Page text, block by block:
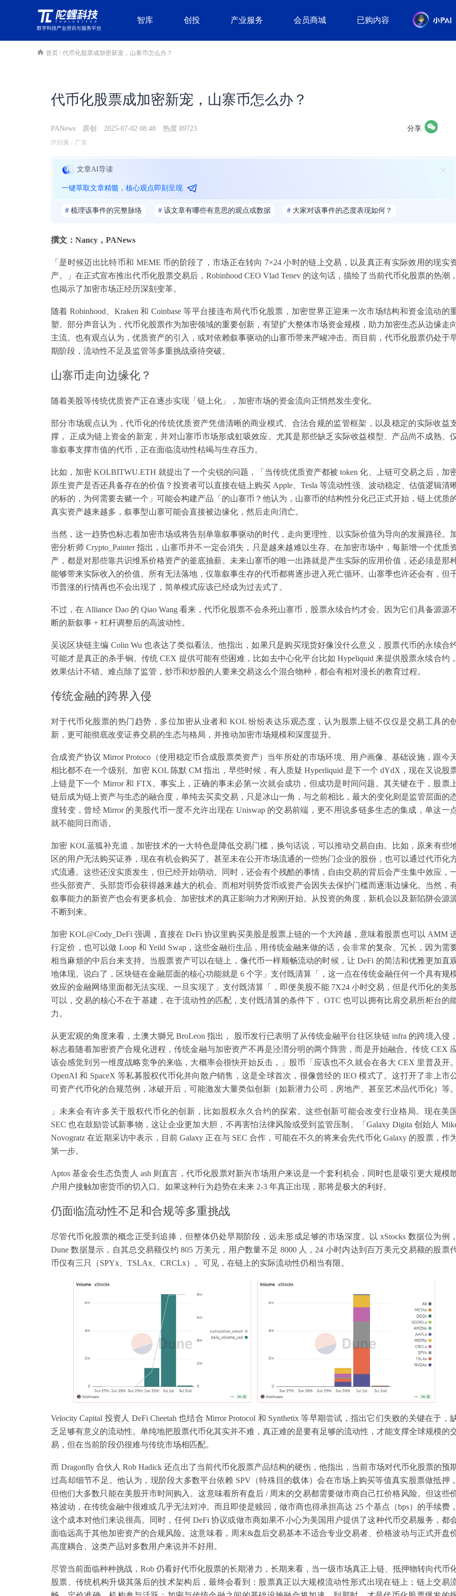
智库 创投 产业服务 会员商城 已购内容
首页 / 代币化股票成加密新宠，山寨币怎么办？
代币化股票成加密新宠，山寨币怎么办？
PANews 原创 2025-07-02 08:48 热度 89723 分享
IP归属：广东
文章AI导读
一键萃取文章精髓，核心观点即刻呈现
# 梳理该事件的完整脉络 # 该文章有哪些有意思的观点或数据 # 大家对该事件的态度表现如何？
撰文：Nancy，PANews
「是时候迈出比特币和 MEME 币的阶段了，市场正在转向 7×24 小时的链上交易，以及真正有实际效用的现实
产。」在正式宣布推出代币化股票交易后，Robinhood CEO Vlad Tenev 的这句话，描绘了当前代币化股票的热潮，
也揭示了加密市场正经历深刻变革。
随着 Robinhood、Kraken 和 Coinbase 等平台接连布局代币化股票，加密世界正迎来一次市场结构和资金流动的
塑。部分声音认为，代币化股票作为加密领域的重要创新，有望扩大整体市场资金规模，助力加密生态从边缘走
主流。也有观点认为，优质资产的引入，或对依赖叙事驱动的山寨币带来严峻冲击。而目前，代币化股票仍处于
期阶段，流动性不足及监管等多重挑战亟待突破。
山寨币走向边缘化？
随着美股等传统优质资产正在逐步实现「链上化」，加密市场的资金流向正悄然发生变化。
部分市场观点认为，代币化的传统优质资产凭借清晰的商业模式、合法合规的监管框架，以及稳定的实际收益
撑， 正成为链上资金的新宠，并对山寨币市场形成虹吸效应。尤其是那些缺乏实际收益模型、产品尚不成熟、
靠叙事支撑市值的代币，正在面临流动性枯竭与生存压力。
比如，加密 KOLBITWU.ETH 就提出了一个尖锐的问题，「当传统优质资产都被 token 化、上链可交易之后，加
原生资产是否还具备存在的价值？投资者可以直接在链上购买 Apple、Tesla 等流动性强、波动稳定、估值逻辑清
的标的，为何需要去赌一个」可能会构建产品「的山寨币？他认为，山寨币的结构性分化已正式开始，链上优质
真实资产越来越多，叙事型山寨可能会直接被边缘化，然后走向消亡。
当然，这一趋势也标志着加密市场或将告别单靠叙事驱动的时代，走向更理性、以实际价值为导向的发展路径。
密分析师 Crypto_Painter 指出，山寨币并不一定会消失，只是越来越难以生存。在加密市场中，每新增一个优质
产，都是对那些靠共识维系价格资产的釜底抽薪。未来山寨币的唯一出路就是产生实际的应用价值，还必须是那
能够带来实际收入的价值。所有无法落地，仅靠叙事生存的代币都将逐步进入死亡循环。山寨季也许还会有，但
币普涨的行情再也不会出现了，简单模式应该已经成为过去式了。
不过，在 Alliance Dao 的 Qiao Wang 看来，代币化股票不会杀死山寨币，股票永续合约才会。因为它们具备源源
断的新叙事 + 杠杆调整后的高波动性。
吴说区块链主编 Colin Wu 也表达了类似看法。他指出，如果只是购买现货好像没什么意义，股票代币的永续合
可能才是真正的杀手锏。传统 CEX 提供可能有些困难，比如去中心化平台比如 Hypeliquid 来提供股票永续合约，
效果估计不错。难点除了监管，炒币和炒股的人要来交易这么个混合物种，都会有相对漫长的教育过程。
传统金融的跨界入侵
对于代币化股票的热门趋势，多位加密从业者和 KOL 纷纷表达乐观态度，认为股票上链不仅仅是交易工具的创
新，更可能彻底改变证券交易的生态与格局，并推动加密市场规模和深度提升。
合成资产协议 Mirror Protoco（使用稳定币合成股票类资产）当年所处的市场环境、用户画像、基础设施，跟今
相比都不在一个级别。加密 KOL 陈默 CM 指出，早些时候，有人质疑 Hyperliquid 是下一个 dYdX，现在又说股
上链是下一个 Mirror 和 FTX。事实上，正确的事未必第一次就会成功，但成功是时间问题。其关键在于，股票
链后成为链上资产与生态的融合度，单纯去买卖交易，只是冰山一角，与之前相比，最大的变化则是监管层面的
度转变，曾经 Mirror 的美股代币一度不允许出现在 Uniswap 的交易前端，更不用说多链多生态的集成，单这一
就不能同日而语。
加密 KOL蓝狐补充道，加密技术的一大特色是降低交易门槛，换句话说，可以推动交易自由。比如，原来有些
区的用户无法购买证券，现在有机会购买了。甚至未在公开市场流通的一些热门企业的股份，也可以通过代币化
式流通。这些还没实质发生，但已经开始萌动。同时，还会有个残酷的事情，自由交易的背后会产生集中效应，
些头部资产、头部货币会获得越来越大的机会。而相对弱势货币或资产会因失去保护门槛而逐渐边缘化。当然，
叙事能力的新资产也会有更多机会。加密技术的真正影响力才刚刚开始。从投资的角度，新机会以及新陷阱会源
不断到来。
加密 KOL@Cody_DeFi 强调，直接在 DeFi 协议里购买美股是股票上链的一个大跨越，意味着股票也可以 AMM
行定价，也可以做 Loop 和 Yeild Swap，这些金融衍生品，用传统金融来做的话，会非常的复杂、冗长，因为需
相当麻烦的中后台来支持。当股票资产可以在链上，像代币一样顺畅流动的时候，让 DeFi 的简洁和优雅更加直
地体现。说白了，区块链在金融层面的核心功能就是 6 个字」支付既清算「，这一点在传统金融任何一个具有规
效应的金融网络里面都无法实现。一旦实现了」支付既清算「，即便美股不能 7X24 小时交易，但是代币化的美
可以，交易的核心不在于基建，在于流动性的匹配，支付既清算的条件下， OTC 也可以拥有比肩交易所柜台的
力。
从更宏观的角度来看，土澳大獅兄 BroLeon 指出， 股币发行已表明了从传统金融平台往区块链 infra 的跨境入侵，
标志着随着加密资产合规化进程，传统金融与加密资产不再是泾渭分明的两个阵营，而是开始融合。传统 CEX
该会感觉到另一维度战略竞争的来临，大概率会很快开始反击，」股币「应该也不久就会在各大 CEX 里普及开。
OpenAI 和 SpaceX 等私募股权代币化并向散户销售，这是全球首次，很像曾经的 IEO 模式了。这打开了非上市
司资产代币化的合规范例，冰破开后，可能激发大量类似创新（如新潜力公司，房地产、甚至艺术品代币化）等。
」未来会有许多关于股权代币化的创新，比如股权永久合约的探索。这些创新可能会改变行业格局。现在美国
SEC 也在鼓励尝试新事物，这让企业更加大胆，不再害怕法律风险或受到监管压制。「Galaxy Digita 创始人
Novogratz 在近期采访中表示，目前 Galaxy 正在与 SEC 合作，可能在不久的将来会先代币化 Galaxy 的股票，作
第一步。
Aptos 基金会生态负责人 ash 则直言，代币化股票对新兴市场用户来说是一个套利机会，同时也是吸引更大规模
户用户接触加密货币的切入口。如果这种行为趋势在未来 2-3 年真正出现，那将是极大的利好。
仍面临流动性不足和合规等多重挑战
尽管代币化股票的概念正受到追捧，但整体仍处早期阶段，远未形成足够的市场深度。以 xStocks 数据位为例，
Dune 数据显示，自其总交易额仅约 805 万美元，用户数量不足 8000 人，24 小时内达到百万美元交易额的股票
币仅有三只（SPYx、TSLAx、CRCLx）。可见，在链上的实际流动性仍相当有限。
Velocity Capital 投资人 DeFi Cheetah 也结合 Mirror Protocol 和 Synthetix 等早期尝试，指出它们失败的关键在于，
乏足够有意义的流动性。单纯地把股票代币化其实并不难，真正难的是要有足够的流动性，才能支撑全球规模的
易，但在当前阶段仍很难与传统市场相匹配。
而 Dragonfly 合伙人 Rob Hadick 还点出了当前代币化股票产品结构的硬伤，他指出，当前市场对代币化股票的预
过高却细节不足。他认为，现阶段大多数平台依赖 SPV（特殊目的载体）会在市场上购买等值真实股票做抵押，
但他们大多数只能在美股开市时间购入。这意味着所有盘后 / 周末的交易都需要做市商自己扛价格风险。但这些
格波动，在传统金融中很难或几乎无法对冲。而且即使是赎回，做市商也得承担高达 25 个基点（bps）的手续费，
这个成本对他们来说很高。同时，任何 DeFi 协议或做市商如果不小心为美国用户提供了这种代币交易服务，都
面临远高于其他加密资产的合规风险。这意味着，周末&盘后交易基本不适合专业交易者、价格波动与正式开盘
高度耦合、这类产品对多数用户来说并不好用。
尽管当前面临种种挑战，Rob 仍看好代币化股票的长期潜力，长期来看，当一级市场真正上链、抵押物转向代币
股票、传统机构升级其落后的技术架构后，最终会看到：股票真正以大规模流动性形式出现在链上；链上交易